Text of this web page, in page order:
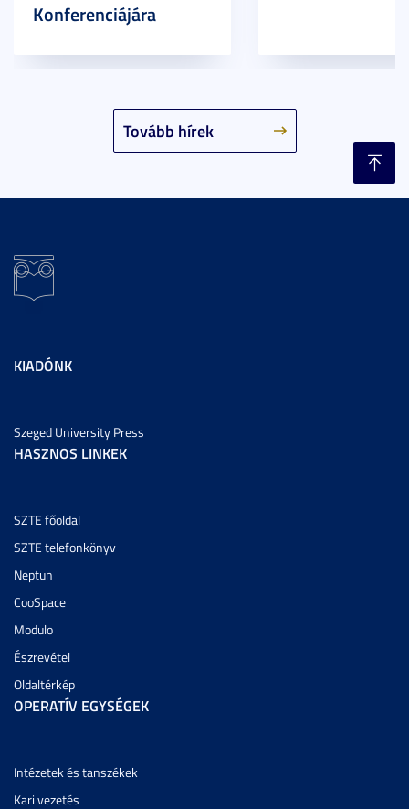
Tovább hírek
Konferenciájára
KIADÓNK
Szeged University Press
HASZNOS LINKEK
SZTE főoldal
SZTE telefonkönyv
Neptun
CooSpace
Modulo
Észrevétel
Oldaltérkép
OPERATÍV EGYSÉGEK
Intézetek és tanszékek
Kari vezetés